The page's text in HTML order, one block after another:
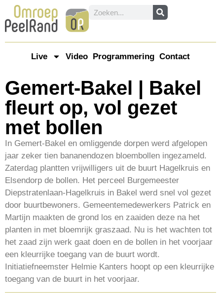
Live Video Programmering Contact
Gemert-Bakel | Bakel
fleurt op, vol gezet
met bollen
In Gemert-Bakel en omliggende dorpen werd afgelopen
jaar zeker tien bananendozen bloembollen ingezameld.
Zaterdag plantten vrijwilligers uit de buurt Hagelkruis en
Elsendorp de bollen. Het perceel Burgemeester
Diepstratenlaan-Hagelkruis in Bakel werd snel vol gezet
door buurtbewoners. Gemeentemedewerkers Patrick en
Martijn maakten de grond los en zaaiden deze na het
planten in met bloemrijk graszaad. Nu is het wachten tot
het zaad zijn werk gaat doen en de bollen in het voorjaar
een kleurrijke toegang van de buurt wordt.
Initiatiefneemster Helmie Kanters hoopt op een kleurrijke
toegang van de buurt in het voorjaar.